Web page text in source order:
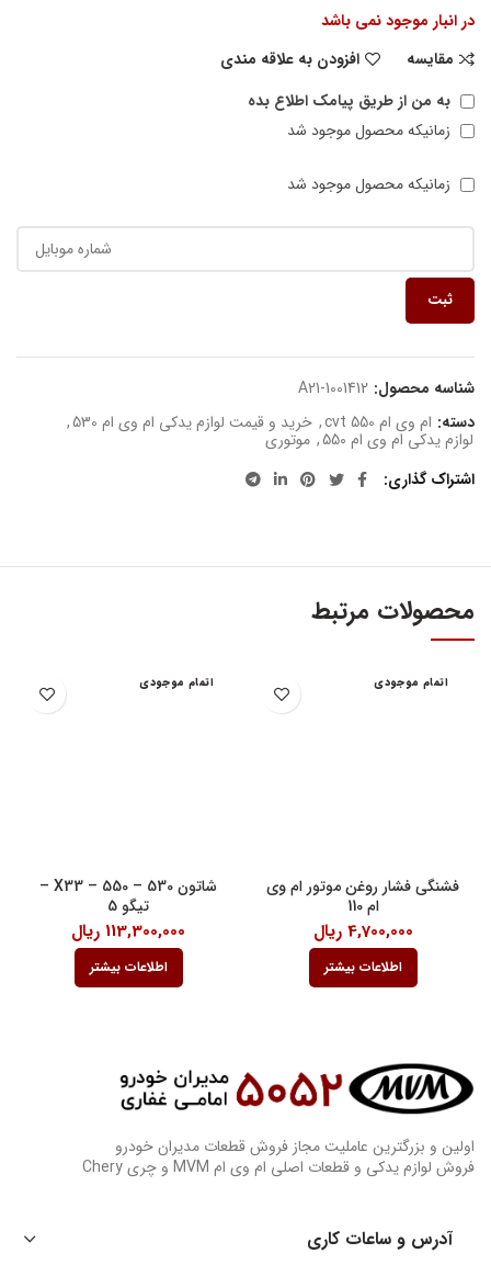
در انبار موجود نمی باشد
مقایسه
افزودن به علاقه مندی
به من از طریق پیامک اطلاع بده
زمانیکه محصول موجود شد
زمانیکه محصول موجود شد
ثبت
شناسه محصول: A21-1001412
دسته: ام وی ام 550 cvt , خرید و قیمت لوازم یدکی ام وی ام 530 ,
لوازم یدکی ام وی ام 550 , موتوری
اشتراک گذاری
محصولات مرتبط
اتمام موجودی
فشنگی فشار روغن موتور ام وی
ام 110
4,700,000 ریال
اطلاعات بیشتر
اتمام موجودی
شاتون 530 – 550 – X33 –
تیگو 5
113,300,000 ریال
اطلاعات بیشتر
اولین و بزرگترین عاملیت مجاز فروش قطعات مدیران خودرو
فروش لوازم یدکی و قطعات اصلی ام وی ام MVM و چری Chery
آدرس و ساعات کاری